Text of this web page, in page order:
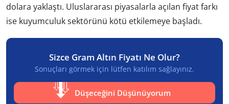
dolara yaklaştı. Uluslararası piyasalarla açılan fiyat farkı
ise kuyumculuk sektörünü kötü etkilemeye başladı.
Sizce Gram Altın Fiyatı Ne Olur?
Sonuçları görmek için lütfen katılım sağlayınız.
Düşeceğini Düşünüyorum